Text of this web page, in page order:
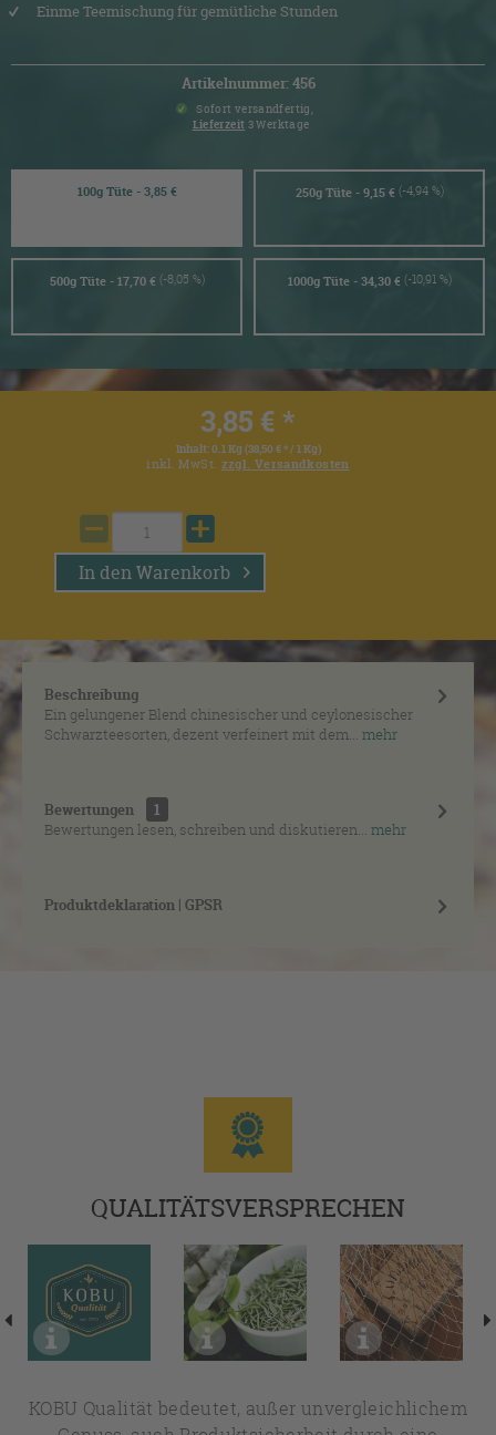
Einme Teemischung für gemütliche Stunden
Artikelnummer: 456
Sofort versandfertig,
Lieferzeit 3 Werktage
100g Tüte - 3,85 € 250g Tüte - 9,15 € (-4,94 %)
500g Tüte - 17,70 € (-8,05 %) 1000g Tüte - 34,30 € (-10,91 %)
3,85 € *
Inhalt:0.1 Kg (38,50 € * / 1 Kg)
inkl. MwSt. zzgl. Versandkosten
In denWarenkorb
Beschreibung
Ein gelungener Blend chinesischer und ceylonesischer
Schwarzteesorten, dezent verfeinert mit dem... mehr
Bewertungen
1
Bewertungen lesen, schreiben und diskutieren... mehr
Produktdeklaration | GPSR
QUALITÄTSVERSPRECHEN
KOBU Qualität bedeutet, außer unvergleichlichem